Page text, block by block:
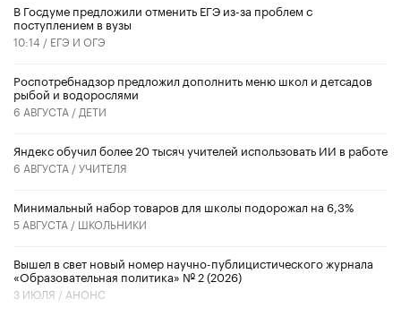
В Госдуме предложили отменить ЕГЭ из-за проблем с
поступлением в вузы
10:14 / ЕГЭ И ОГЭ
Роспотребнадзор предложил дополнить меню школ и детсадов
рыбой и водорослями
6 АВГУСТА / ДЕТИ
​Яндекс обучил более 20 тысяч учителей использовать ИИ в работе
6 АВГУСТА /УЧИТЕЛЯ
Минимальный набор товаров для школы подорожал на 6,3%
5 АВГУСТА / ШКОЛЬНИКИ
Вышел в свет новый номер научно-публицистического журнала
«Образовательная политика» № 2 (2026)
3 ИЮЛЯ / АНОНС